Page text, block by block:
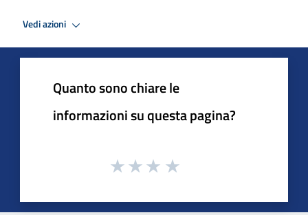
Vedi azioni
Quanto sono chiare le
informazioni su questa pagina?